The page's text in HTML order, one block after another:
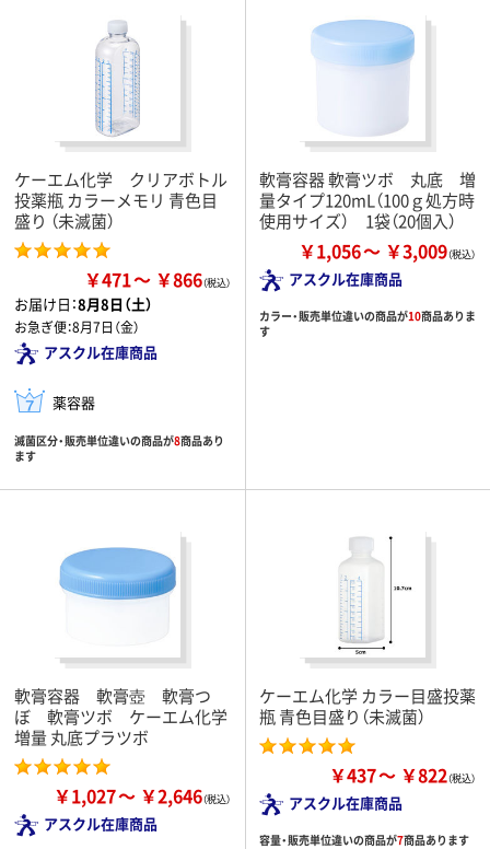
ケーエム化学 クリアボトル
投薬瓶 カラーメモリ 青色目
盛り （未滅菌）
￥471 ￥866
お届け日：8月8日（土）
お急ぎ便：8月7日（金）
アスクル在庫商品
薬容器
滅菌区分・販売単位違いの商品が8商品あり
ます
軟膏容器 軟膏ツボ 丸底 増
量タイプ120mL（100ｇ処方時
使用サイズ） 1袋（20個入）
￥1,056 ￥3,009
アスクル在庫商品
カラー・販売単位違いの商品が10商品ありま
す
軟膏容器 軟膏壺 軟膏つ
ぼ 軟膏ツボ ケーエム化学
増量 丸底プラツボ
￥1,027 ￥2,646
アスクル在庫商品
ケーエム化学 カラー目盛投薬
瓶 青色目盛り（未滅菌）
￥437 ￥822
アスクル在庫商品
容量・販売単位違いの商品が7商品あります